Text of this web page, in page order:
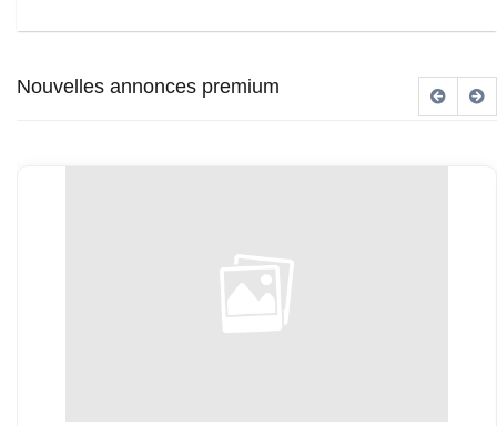
Nouvelles annonces premium